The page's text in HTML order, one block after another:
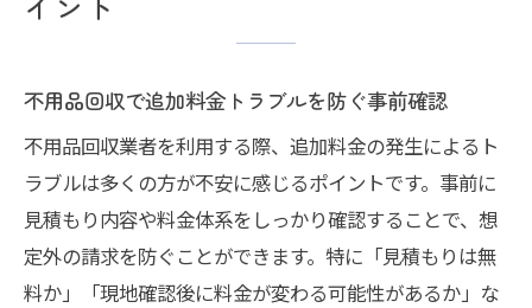
不用品回収で追加料金トラブルを防ぐ事前確認
不用品回収業者を利用する際、追加料金の発生によるト
ラブルは多くの方が不安に感じるポイントです。事前に
見積もり内容や料金体系をしっかり確認することで、想
定外の請求を防ぐことができます。特に「見積もりは無
料か」「現地確認後に料金が変わる可能性があるか」な